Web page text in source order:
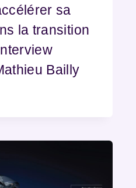
sa
la transition
Bailly